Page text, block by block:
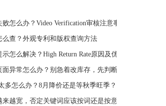
怎么办？Video Verification审核注意事项
么查？外观专利和版权查询方法
怎么解决？High Return Rate原因及优化方法
异常怎么办？别急着改库存，先判断是不是系统故障
多怎么办？8月降价还是等秋季旺季？
越宽，否定关键词应该按词还是按意图？